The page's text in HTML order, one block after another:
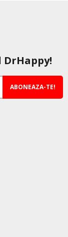
ABONEAZA-TE!